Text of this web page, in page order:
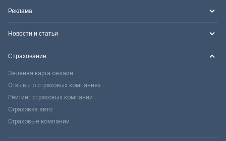
Реклама
Новости и статьи
Страхование
Зеленая карта онлайн
Отзывы о страховых компаниях
Рейтинг страховых компаний
Страховка авто
Страховые компании